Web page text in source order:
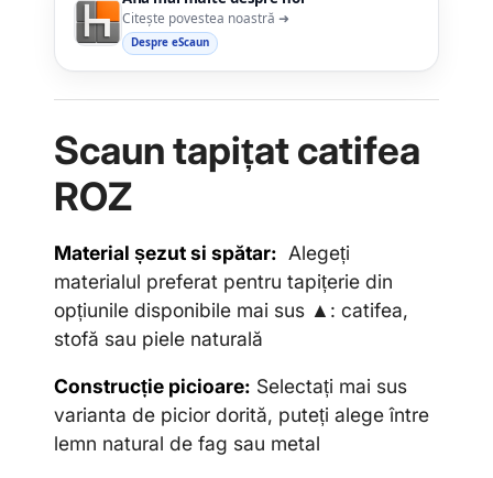
Citește povestea noastră ➜
Despre eScaun
Scaun tapițat catifea
ROZ
Material șezut si spătar: Alegeți
materialul preferat pentru tapițerie din
opțiunile disponibile mai sus ▲: catifea,
stofă sau piele naturală
Construcție picioare: Selectați mai sus
varianta de picior dorită, puteți alege între
lemn natural de fag sau metal